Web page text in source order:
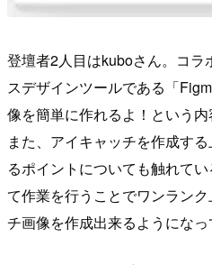
登壇者2人目はkuboさん。コ
スデザインツールである「
像を簡単に作れるよ！という内
また、アイキャッチを作成す
るポイントについても触れて
て作業を行うことでワンラン
チ画像を作成出来るようになっ